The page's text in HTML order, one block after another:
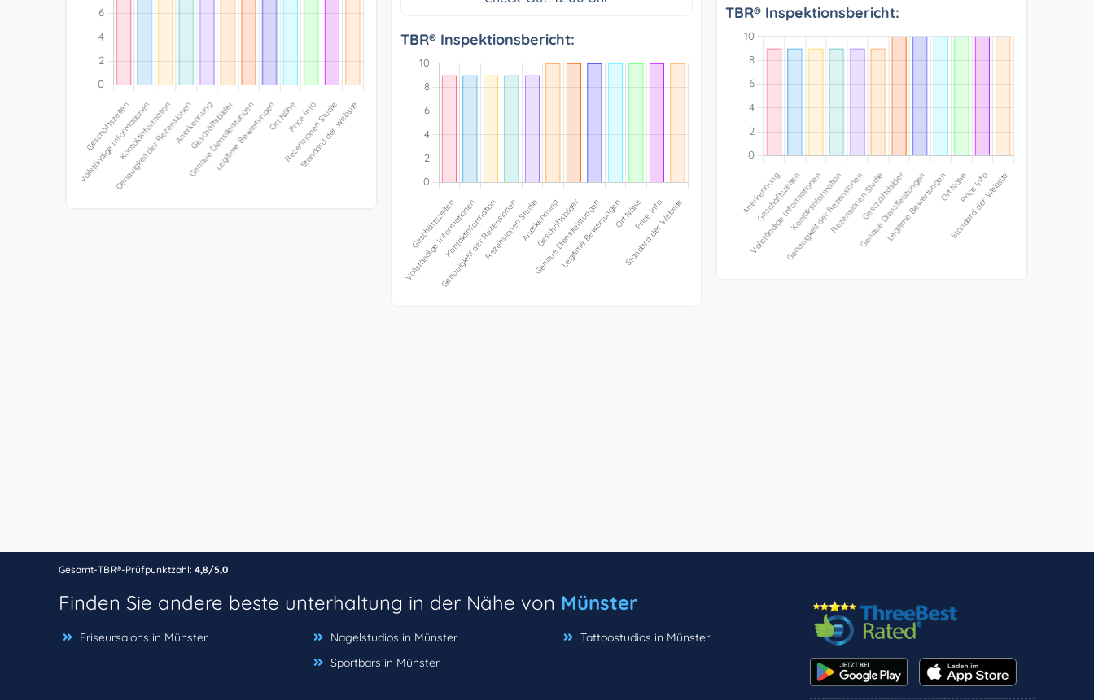
TBR® Inspektionsbericht:
TBR® Inspektionsbericht:
Gesamt-TBR®-Prüfpunktzahl: 4,8/5,0
Finden Sie andere beste unterhaltung in der Nähe von Münster
Friseursalons in Münster
Nagelstudios in Münster
Sportbars in Münster
Tattoostudios in Münster